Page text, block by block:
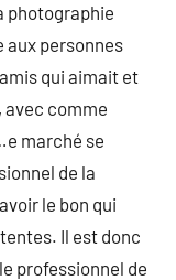
photographie
personnes
qui aimait et
comme
marché se
de la
le bon qui
Il est donc
professionnel de